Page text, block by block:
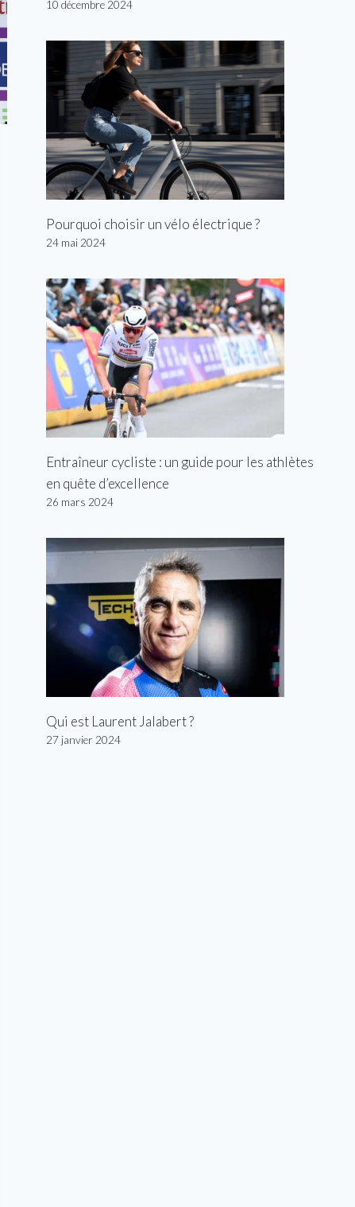
10 décembre 2024
Pourquoi choisir un vélo électrique ?
24 mai 2024
Entraîneur cycliste : un guide pour les athlètes
en quête d’excellence
26 mars 2024
Qui est Laurent Jalabert ?
27 janvier 2024